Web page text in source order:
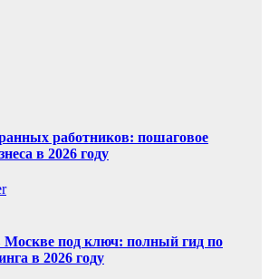
работников: пошаговое
в 2026 году
Москве под ключ: полный гид по
в 2026 году